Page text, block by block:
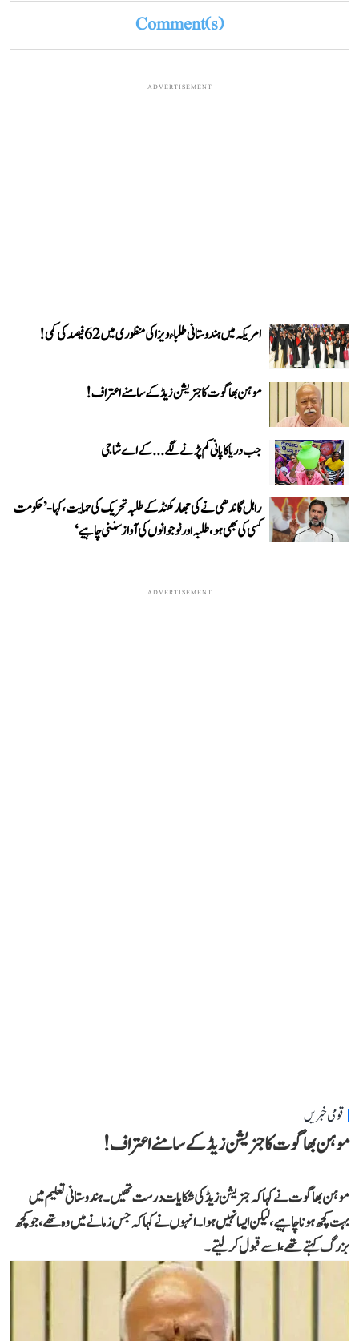
Comment(s)
ADVERTISEMENT
امریکہ میں ہندوستانی طلباء ویزا کی منظوری میں 62 فیصد کی کمی!
موہن بھاگوت کا جنریشن زیڈ کے سامنے اعتراف!
جب دریا کا پانی کم پڑنے لگے...کے اے شاجی
راہل گاندھی نے کی جھارکھنڈ کے طلبہ تحریک کی حمایت، کہا- ’حکومت
کسی کی بھی ہو، طلبہ اور نوجوانوں کی آواز سننی چاہیے‘
ADVERTISEMENT
قومی خبریں
موہن بھاگوت کا جنریشن زیڈ کے سامنے اعتراف!
موہن بھاگوت نے کہاکہ جنریشن زیڈ کی شکایات درست تھیں۔ ہندوستانی تعلیم میں
بہت کچھ ہونا چاہیے، لیکن ایسا نہیں ہوا۔انہوں نے کہا کہ جس زمانے میں وہ تھے،جو کچھ
بزرگ کہتے تھے، اسے قبول کر لیتے۔